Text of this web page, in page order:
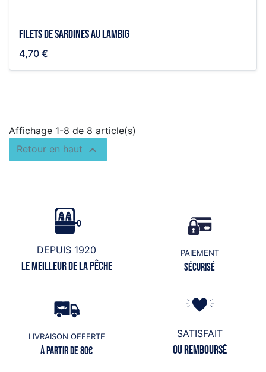
Filets de sardines au lambig
4,70 €
Affichage 1-8 de 8 article(s)
Retour en haut 
DEPUIS 1920
Le meilleur de la pêche
PAIEMENT
Sécurisé
LIVRAISON OFFERTE
à partir de 80€
SATISFAIT
ou remboursé